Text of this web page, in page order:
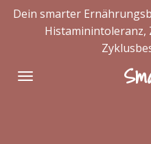
Zum
Hauptinhalt
Dein smarter
Histaminintoleranz,